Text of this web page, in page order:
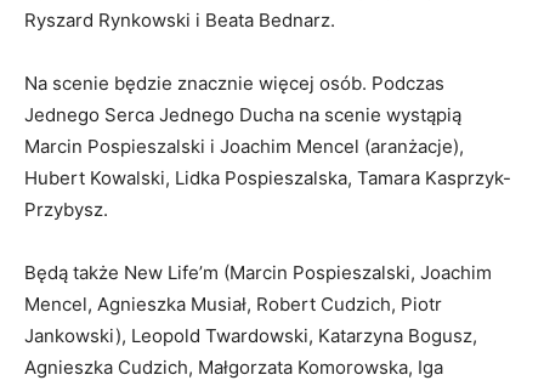
Ryszard Rynkowski i Beata Bednarz.
Na scenie będzie znacznie więcej osób. Podczas
Jednego Serca Jednego Ducha na scenie wystąpią
Marcin Pospieszalski i Joachim Mencel (aranżacje),
Hubert Kowalski, Lidka Pospieszalska, Tamara Kasprzyk-
Przybysz.
Będą także New Life’m (Marcin Pospieszalski, Joachim
Mencel, Agnieszka Musiał, Robert Cudzich, Piotr
Jankowski), Leopold Twardowski, Katarzyna Bogusz,
Agnieszka Cudzich, Małgorzata Komorowska, Iga